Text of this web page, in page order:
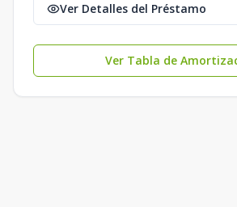
Ver Detalles del Préstamo
Ver Tabla de